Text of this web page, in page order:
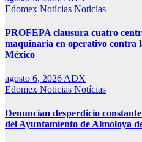
Edomex Notícias Noticias
PROFEPA clausura cuatro
maquinaria en operativo contra
México
agosto 6, 2026 ADX
Edomex Noticias Notícias
Denuncian desperdicio
del Ayuntamiento de Almoloya